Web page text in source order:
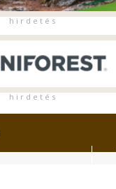
h i r d e t é s
h i r d e t é s